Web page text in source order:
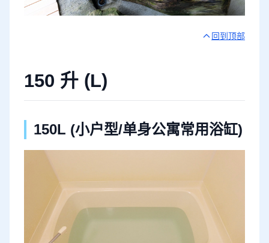
回到顶部
150 升 (L)
150L (小户型/单身公寓常用浴缸)